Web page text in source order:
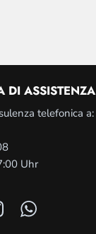
DI ASSISTENZA
telefonica a:
Uhr